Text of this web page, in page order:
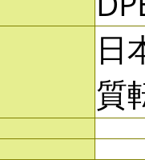
日
質